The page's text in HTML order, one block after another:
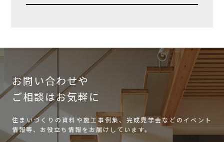
お問い合わせや
ご相談はお気軽に
住まいづくりの資料や施工事例集、完成見学会などのイベント
情報等、お役立ち情報をお届けしています。